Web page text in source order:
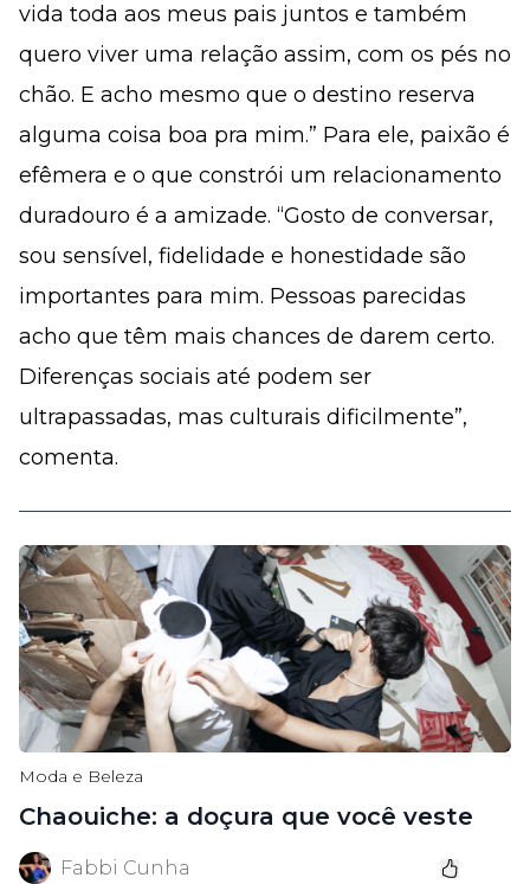
vida toda aos meus pais juntos e também
quero viver uma relação assim, com os pés no
chão. E acho mesmo que o destino reserva
alguma coisa boa pra mim.” Para ele, paixão é
efêmera e o que constrói um relacionamento
duradouro é a amizade. “Gosto de conversar,
sou sensível, fidelidade e honestidade são
importantes para mim. Pessoas parecidas
acho que têm mais chances de darem certo.
Diferenças sociais até podem ser
ultrapassadas, mas culturais dificilmente”,
comenta.
Moda e Beleza
Chaouiche: a doçura que você veste
Fabbi Cunha